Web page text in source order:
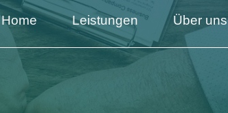
Home Leistungen Über uns